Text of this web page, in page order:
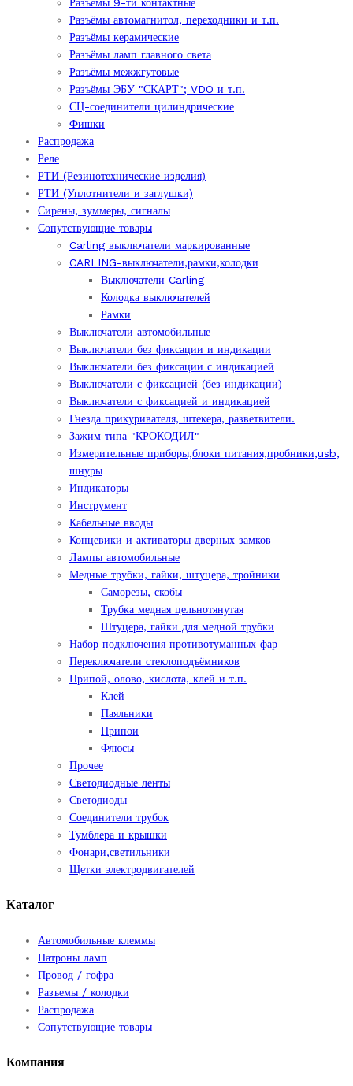
Разъёмы автомагнитол, переходники и т.п.
Разъёмы керамические
Разъёмы ламп главного света
Разъёмы межжгутовые
Разъёмы ЭБУ "СКАРТ"; VDO и т.п.
СЦ-соединители цилиндрические
Фишки
Распродажа
Реле
РТИ (Резинотехнические изделия)
РТИ (Уплотнители и заглушки)
Сирены, зуммеры, сигналы
Сопутствующие товары
Carling выключатели маркированные
CARLING-выключатели,рамки,колодки
Выключатели Carling
Колодка выключателей
Рамки
Выключатели автомобильные
Выключатели без фиксации и индикации
Выключатели без фиксации с индикацией
Выключатели с фиксацией (без индикации)
Выключатели с фиксацией и индикацией
Гнезда прикуривателя, штекера, разветвители.
Зажим типа "КРОКОДИЛ"
Измерительные приборы,блоки питания,пробники,usb,
шнуры
Индикаторы
Инструмент
Кабельные вводы
Концевики и активаторы дверных замков
Лампы автомобильные
Медные трубки, гайки, штуцера, тройники
Саморезы, скобы
Трубка медная цельнотянутая
Штуцера, гайки для медной трубки
Набор подключения противотуманных фар
Переключатели стеклоподъёмников
Припой, олово, кислота, клей и т.п.
Клей
Паяльники
Припои
Флюсы
Прочее
Светодиодные ленты
Светодиоды
Соединители трубок
Тумблера и крышки
Фонари,светильники
Щетки электродвигателей
Каталог
Автомобильные клеммы
Патроны ламп
Провод / гофра
Разъемы / колодки
Распродажа
Сопутствующие товары
Компания